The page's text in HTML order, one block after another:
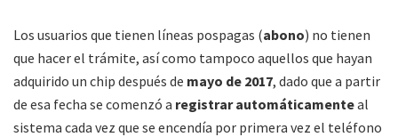
Los usuarios que tienen líneas pospagas (abono) no tienen
que hacer el trámite, así como tampoco aquellos que hayan
adquirido un chip después de mayo de 2017, dado que a partir
de esa fecha se comenzó a registrar automáticamenteal
sistema cada vez que se encendía por primera vez el teléfono